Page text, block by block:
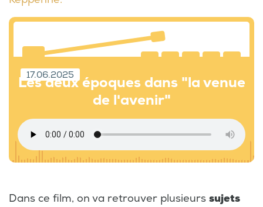
17.06.2025
Les deux époques dans "la venue
de l'avenir"
Dans ce film, on va retrouver plusieurs sujets